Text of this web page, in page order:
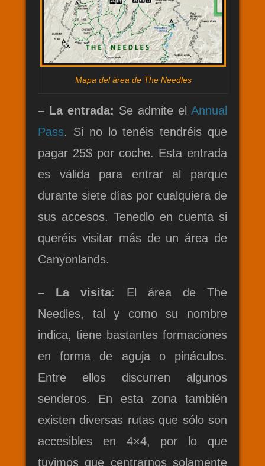
Mapa del área de The Needles
– La entrada: Se admite el Annual
Pass. Si no lo tenéis tendréis que
pagar 25$ por coche. Esta entrada
es válida para entrar al parque
durante siete días por cualquiera de
sus accesos. Tenedlo en cuenta si
queréis visitar más de un área de
Canyonlands.
– La visita: El área de The
Needles, tal y como su nombre
indica, tiene bastantes formaciones
en forma de aguja o pináculos.
Entre ellos discurren algunos
senderos. En esta zona también
existen diversas rutas que sólo son
accesibles en 4×4, por lo que
tuvimos que centrarnos solamente